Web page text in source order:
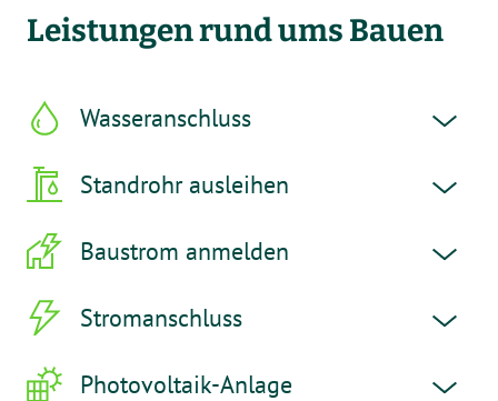
Leistungen rund ums Bauen
Wasseranschluss
Standrohr ausleihen
Baustrom anmelden
Stromanschluss
Photovoltaik-Anlage